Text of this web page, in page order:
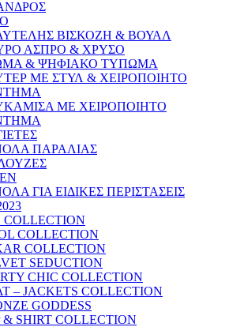
ΒΙΣΚΟΖΗ & ΒΟΥΑΛ
ΑΣΠΡΟ & ΧΡΥΣΟ
& ΨΗΦΙΑΚΟ ΤΥΠΩΜΑ
ΜΕ ΣΤΥΛ & ΧΕΙΡΟΠΟΙΗΤΟ
ΜΕ ΧΕΙΡΟΠΟΙΗΤΟ
ΠΑΡΑΛΙΑΣ
ΓΙΑ ΕΙΔΙΚΕΣ ΠΕΡΙΣΤΑΣΕΙΣ
COLLECTION
COLLECTION
COLLECTION
SEDUCTION
CHIC COLLECTION
– JACKETS COLLECTION
GODDESS
& SHIRT COLLECTION